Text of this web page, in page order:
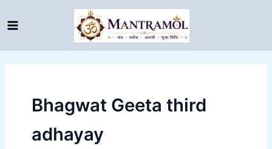
to
Bhagwat Geeta third
adhayay